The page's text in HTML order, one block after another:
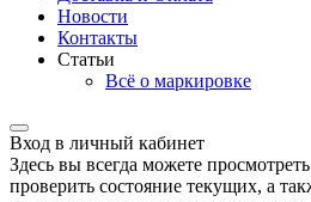
Новости
Контакты
Статьи
Всё о маркировке
Вход в личный кабинет
Здесь вы всегда можете
проверить состояние текущих, а